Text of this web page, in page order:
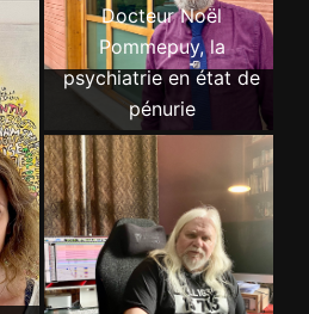
Docteur Noël
Pommepuy, la
psychiatrie en état de
pénurie